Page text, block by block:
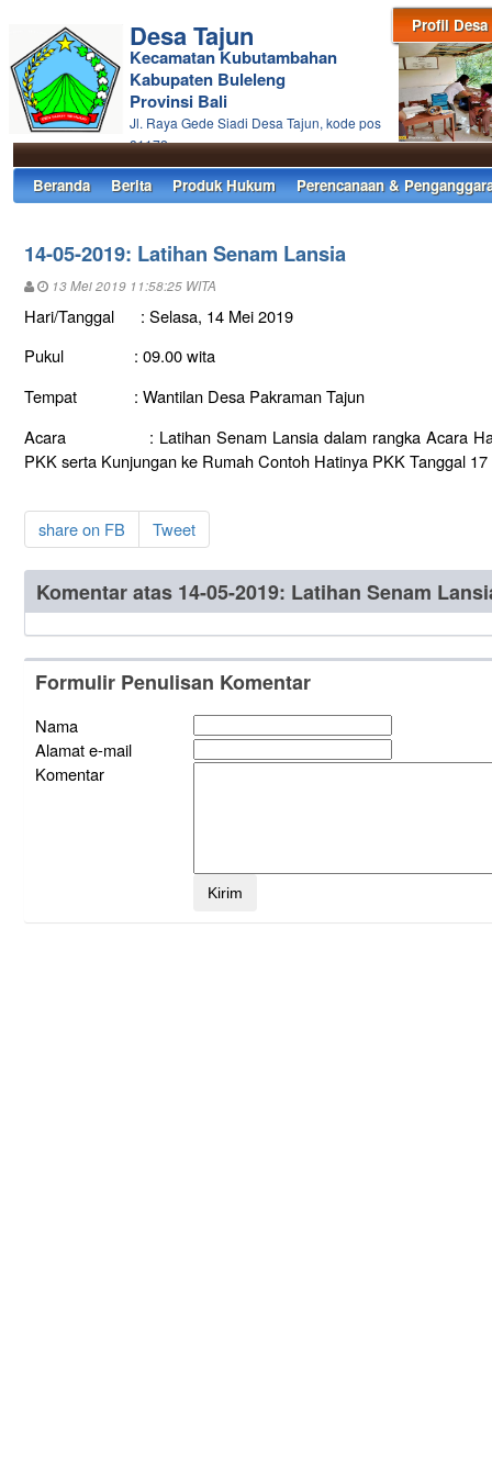
Profil Desa
Desa Tajun
Kecamatan Kubutambahan
Kabupaten Buleleng
Provinsi Bali
Jl. Raya Gede Siadi Desa Tajun, kode pos
81172
Beranda Berita Produk Hukum Perencanaan &
14-05-2019: Latihan Senam Lansia
13 Mei 2019 11:58:25 WITA
Hari/Tanggal : Selasa, 14 Mei 2019
Pukul : 09.00 wita
Tempat : Wantilan Desa Pakraman Tajun
Acara : Latihan Senam Lansia dalam rangka Acara
PKK serta Kunjungan ke Rumah Contoh Hatinya PKK Tanggal
share on FB Tweet
Komentar atas 14-05-2019: Latihan Senam
Formulir Penulisan Komentar
Nama
Alamat e-mail
Komentar